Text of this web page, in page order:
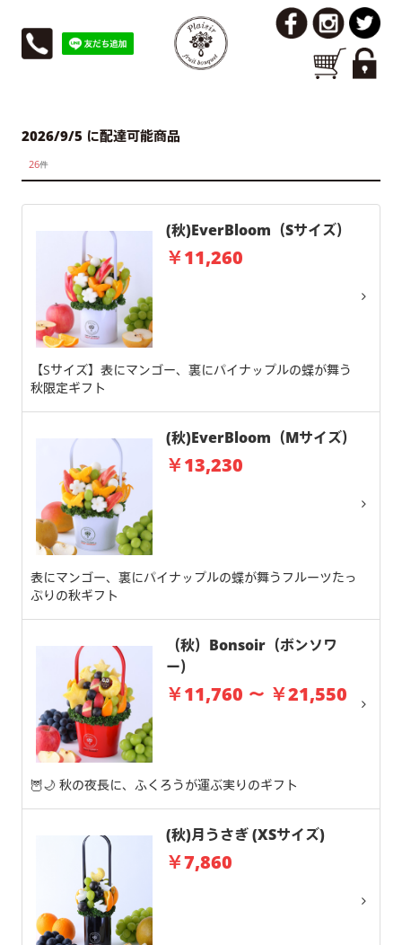
2026/9/5 に配達可能商品
26件
(秋)EverBloom（Sサイズ）
￥11,260
【Sサイズ】表にマンゴー、裏にパイナップルの蝶が舞う
秋限定ギフト
(秋)EverBloom（Mサイズ）
￥13,230
表にマンゴー、裏にパイナップルの蝶が舞うフルーツたっ
ぷりの秋ギフト
（秋）Bonsoir（ボンソワ
ー）
￥11,760 ～ ￥21,550
🦉🌙 秋の夜長に、ふくろうが運ぶ実りのギフト
(秋)月うさぎ (XSサイズ)
￥7,860